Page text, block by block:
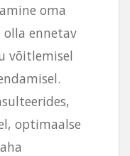
oma
ennetav
võitlemisel
optimaalse